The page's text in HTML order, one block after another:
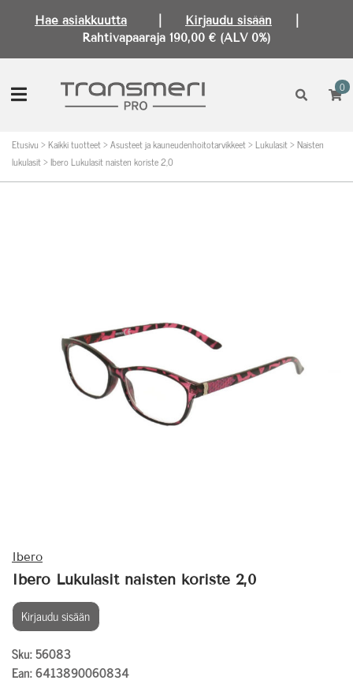
Hae asiakkuutta Kirjaudu sisään
Rahtivapaaraja 190,00 € (ALV 0%)
0
Etusivu >Kaikki tuotteet>Asusteet ja kauneudenhoitotarvikkeet>Lukulasit>Naisten
lukulasit>Ibero Lukulasit naisten koriste 2,0
Ibero
Ibero Lukulasit naisten koriste 2,0
Kirjaudu sisään
Sku: 56083
Ean: 6413890060834